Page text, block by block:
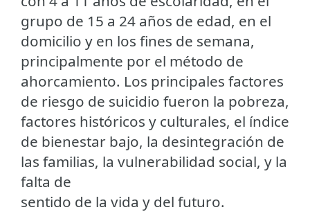
grupo de 15 a 24 años de edad, en el
domicilio y en los fines de semana,
principalmente por el método de
ahorcamiento. Los principales factores
de riesgo de suicidio fueron la pobreza,
factores históricos y culturales, el índice
de bienestar bajo, la desintegración de
las familias, la vulnerabilidad social, y la
falta de
sentido de la vida y del futuro.